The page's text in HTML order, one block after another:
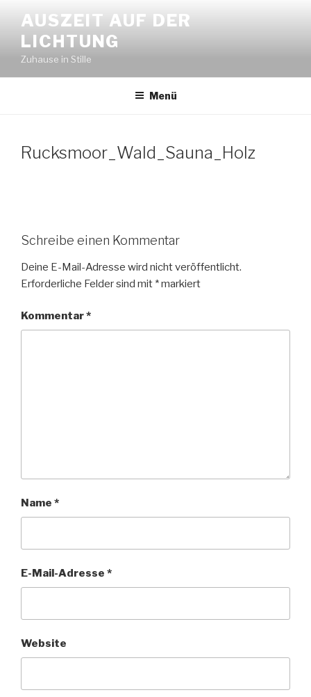
Inhalt
springen
AUSZEIT AUF DER
LICHTUNG
Zuhause in Stille
Menü
Rucksmoor_Wald_Sauna_Holz
Schreibe einen Kommentar
Deine E-Mail-Adresse wird nicht veröffentlicht.
Erforderliche Felder sind mit *markiert
Kommentar*
Name *
E-Mail-Adresse *
Website